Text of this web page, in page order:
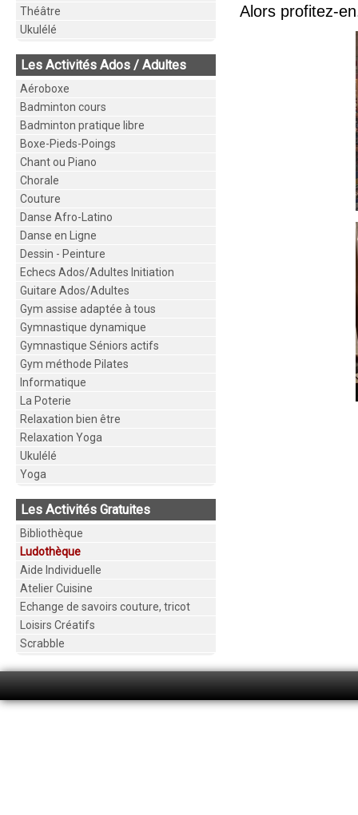
Théâtre
Ukulélé
Les Activités Ados / Adultes
Aéroboxe
Badminton cours
Badminton pratique libre
Boxe-Pieds-Poings
Chant ou Piano
Chorale
Couture
Danse Afro-Latino
Danse en Ligne
Dessin - Peinture
Echecs Ados/Adultes Initiation
Guitare Ados/Adultes
Gym assise adaptée à tous
Gymnastique dynamique
Gymnastique Séniors actifs
Gym méthode Pilates
Informatique
La Poterie
Relaxation bien être
Relaxation Yoga
Ukulélé
Yoga
Les Activités Gratuites
Bibliothèque
Ludothèque
Aide Individuelle
Atelier Cuisine
Echange de savoirs couture, tricot
Loisirs Créatifs
Scrabble
Alors profitez-